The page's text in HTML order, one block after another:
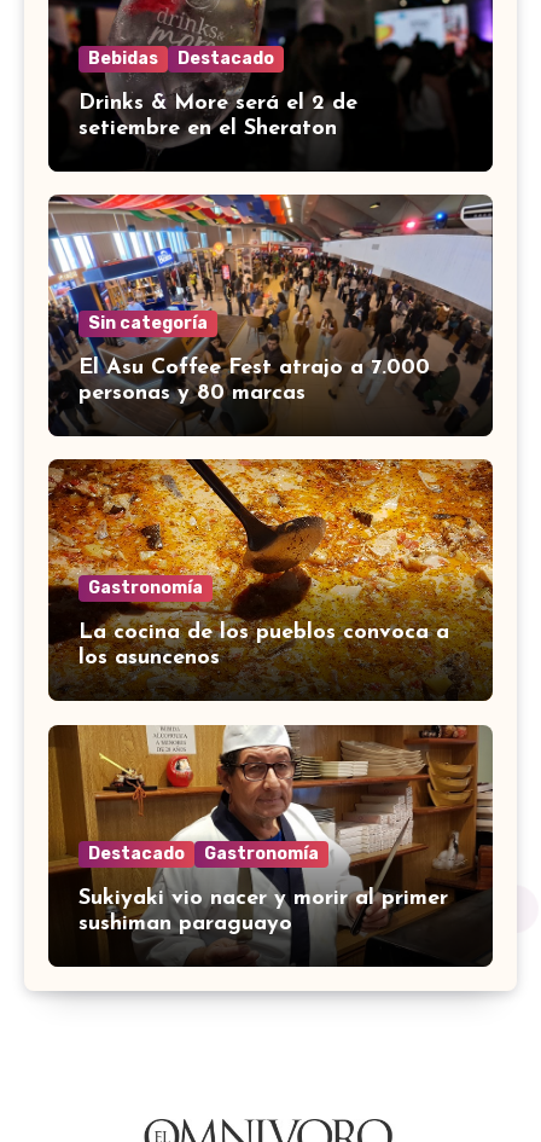
Bebidas Destacado
Drinks & More será el 2 de
setiembre en el Sheraton
Sin categoría
El Asu Coffee Fest atrajo a 7.000
personas y 80 marcas
Gastronomía
La cocina de los pueblos convoca a
los asuncenos
Destacado Gastronomía
Sukiyaki vio nacer y morir al primer
sushiman paraguayo